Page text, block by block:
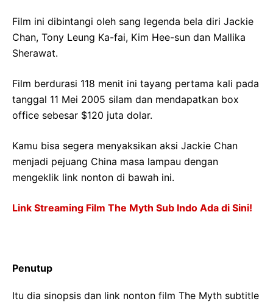
Film ini dibintangi oleh sang legenda bela diri Jackie
Chan, Tony Leung Ka-fai, Kim Hee-sun dan Mallika
Sherawat.
Film berdurasi 118 menit ini tayang pertama kali pada
tanggal 11 Mei 2005 silam dan mendapatkan box
office sebesar $120 juta dolar.
Kamu bisa segera menyaksikan aksi Jackie Chan
menjadi pejuang China masa lampau dengan
mengeklik link nonton di bawah ini.
Link Streaming Film The Myth Sub Indo Ada di Sini!
Penutup
Itu dia sinopsis dan link nonton film The Myth subtitle